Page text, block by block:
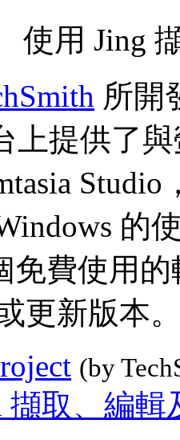
使用 Jing
所開
上提供了
的
免費使用
更新版本
(by
擷取、編輯